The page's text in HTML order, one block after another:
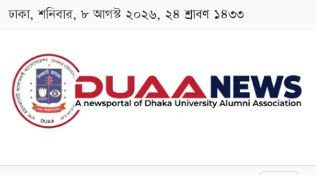
ঢাকা, শনিবার, ৮ আগস্ট ২০২৬, ২৪ শ্রাবণ ১৪৩৩